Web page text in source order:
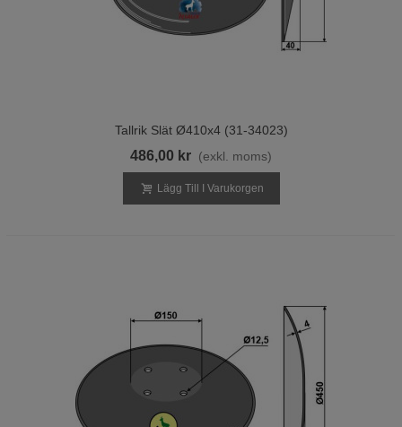
Tallrik Slät Ø410x4 (31-34023)
486,00 kr (exkl. moms)
Lägg Till I Varukorgen